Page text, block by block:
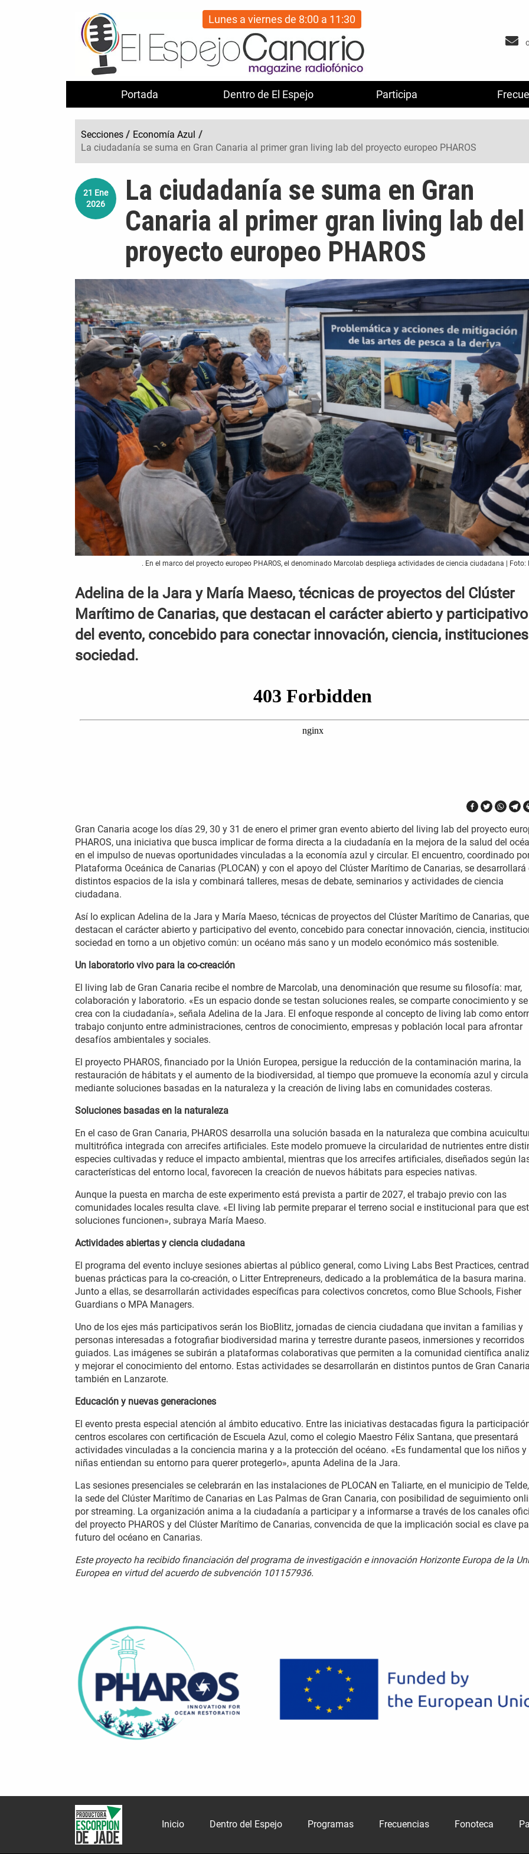
Portada Dentro de El Espejo Participa
Lunes a viernes de 8:00 a 11:30
Secciones / Economía Azul /
La ciudadanía se suma en Gran Canaria al primer gran living lab del proyecto europeo PHAROS
21 Ene
2026
La ciudadanía se suma en Gran
Canaria al primer gran living lab del
proyecto europeo PHAROS
. En el marco del proyecto europeo PHAROS, el denominado Marcolab despliega actividades de ciencia ciudadana | Foto:
Adelina de la Jara y María Maeso, técnicas de proyectos del Clúster
Marítimo de Canarias, que destacan el carácter abierto y participativo
del evento, concebido para conectar innovación, ciencia,
sociedad.
Gran Canaria acoge los días 29, 30 y 31 de enero el primer gran evento abierto del living lab del proyecto
PHAROS, una iniciativa que busca implicar de forma directa a la ciudadanía en la mejora de la salud del
en el impulso de nuevas oportunidades vinculadas a la economía azul y circular. El encuentro, coordinado
Plataforma Oceánica de Canarias (PLOCAN) y con el apoyo del Clúster Marítimo de Canarias, se desarrollará
distintos espacios de la isla y combinará talleres, mesas de debate, seminarios y actividades de ciencia
ciudadana.
Así lo explican Adelina de la Jara y María Maeso, técnicas de proyectos del Clúster Marítimo de Canarias, que
destacan el carácter abierto y participativo del evento, concebido para conectar innovación, ciencia,
sociedad en torno a un objetivo común: un océano más sano y un modelo económico más sostenible.
Un laboratorio vivo para la co-creación
El living lab de Gran Canaria recibe el nombre de Marcolab, una denominación que resume su filosofía: mar,
colaboración y laboratorio. «Es un espacio donde se testan soluciones reales, se comparte conocimiento y
crea con la ciudadanía», señala Adelina de la Jara. El enfoque responde al concepto de living lab como
trabajo conjunto entre administraciones, centros de conocimiento, empresas y población local para afrontar
desafíos ambientales y sociales.
El proyecto PHAROS, financiado por la Unión Europea, persigue la reducción de la contaminación marina, la
restauración de hábitats y el aumento de la biodiversidad, al tiempo que promueve la economía azul y
mediante soluciones basadas en la naturaleza y la creación de living labs en comunidades costeras.
Soluciones basadas en la naturaleza
En el caso de Gran Canaria, PHAROS desarrolla una solución basada en la naturaleza que combina
multitrófica integrada con arrecifes artificiales. Este modelo promueve la circularidad de nutrientes entre
especies cultivadas y reduce el impacto ambiental, mientras que los arrecifes artificiales, diseñados según
características del entorno local, favorecen la creación de nuevos hábitats para especies nativas.
Aunque la puesta en marcha de este experimento está prevista a partir de 2027, el trabajo previo con las
comunidades locales resulta clave. «El living lab permite preparar el terreno social e institucional para que
soluciones funcionen», subraya María Maeso.
Actividades abiertas y ciencia ciudadana
El programa del evento incluye sesiones abiertas al público general, como Living Labs Best Practices,
buenas prácticas para la co-creación, o Litter Entrepreneurs, dedicado a la problemática de la basura marina.
Junto a ellas, se desarrollarán actividades específicas para colectivos concretos, como Blue Schools, Fisher
Guardians o MPA Managers.
Uno de los ejes más participativos serán los BioBlitz, jornadas de ciencia ciudadana que invitan a familias y
personas interesadas a fotografiar biodiversidad marina y terrestre durante paseos, inmersiones y recorridos
guiados. Las imágenes se subirán a plataformas colaborativas que permiten a la comunidad científica
y mejorar el conocimiento del entorno. Estas actividades se desarrollarán en distintos puntos de Gran
también en Lanzarote.
Educación y nuevas generaciones
El evento presta especial atención al ámbito educativo. Entre las iniciativas destacadas figura la
centros escolares con certificación de Escuela Azul, como el colegio Maestro Félix Santana, que presentará
actividades vinculadas a la conciencia marina y a la protección del océano. «Es fundamental que los niños y
niñas entiendan su entorno para querer protegerlo», apunta Adelina de la Jara.
Las sesiones presenciales se celebrarán en las instalaciones de PLOCAN en Taliarte, en el municipio de
la sede del Clúster Marítimo de Canarias en Las Palmas de Gran Canaria, con posibilidad de seguimiento
por streaming. La organización anima a la ciudadanía a participar y a informarse a través de los canales
del proyecto PHAROS y del Clúster Marítimo de Canarias, convencida de que la implicación social es clave
futuro del océano en Canarias.
Este proyecto ha recibido financiación del programa de investigación e innovación Horizonte Europa de la
Europea en virtud del acuerdo de subvención 101157936.
Inicio Dentro del Espejo Programas Frecuencias Fonoteca